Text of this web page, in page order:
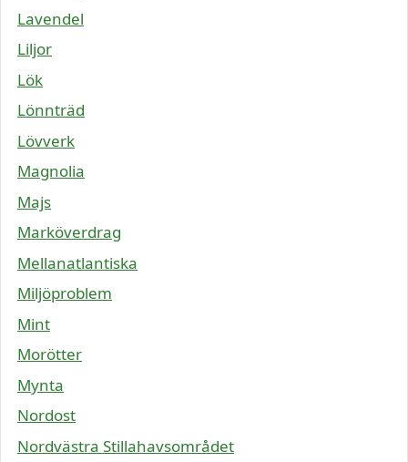
Lavendel
Liljor
Lök
Lönnträd
Lövverk
Magnolia
Majs
Marköverdrag
Mellanatlantiska
Miljöproblem
Mint
Morötter
Mynta
Nordost
Nordvästra Stillahavsområdet